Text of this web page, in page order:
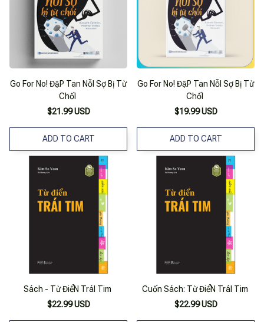
Go For No! ĐậP Tan NỗI Sợ Bị Từ
ChốI
$21.99 USD
ADD TO CART
Go For No! ĐậP Tan NỗI Sợ Bị Từ
ChốI
$19.99 USD
ADD TO CART
Sách - Từ ĐiểN TráI Tim
$22.99 USD
Cuốn Sách: Từ ĐiểN TráI Tim
$22.99 USD